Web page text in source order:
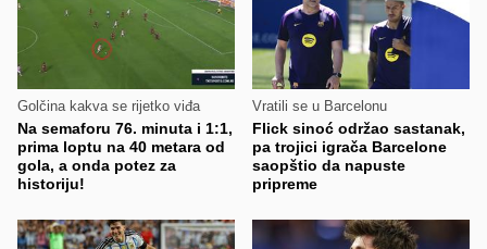
Golčina kakva se rijetko viđa
Na semaforu 76. minuta i 1:1,
prima loptu na 40 metara od
gola, a onda potez za
historiju!
Vratili se u Barcelonu
Flick sinoć održao sastanak,
pa trojici igrača Barcelone
saopštio da napuste
pripreme